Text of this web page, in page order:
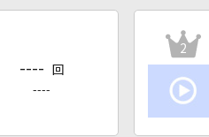
---- 回
----
2